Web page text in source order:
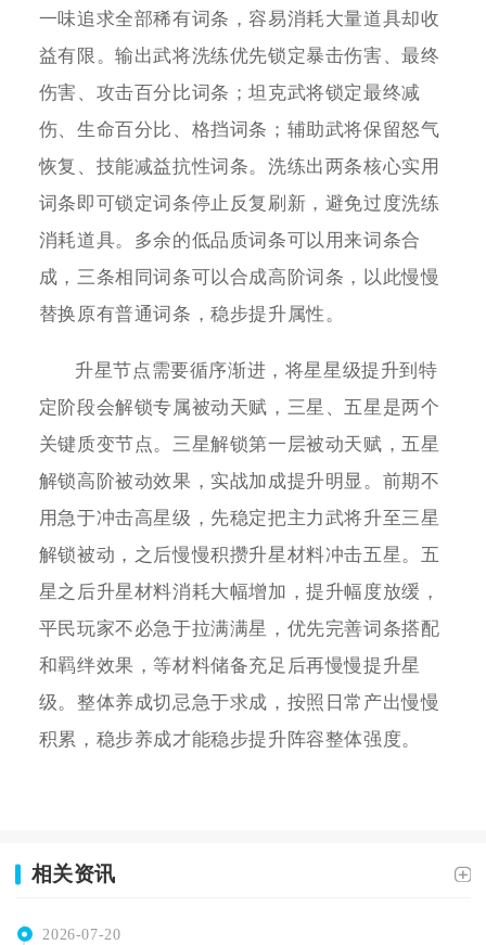
一味追求全部稀有词条，容易消耗大量道具却收
益有限。输出武将洗练优先锁定暴击伤害、最终
伤害、攻击百分比词条；坦克武将锁定最终减
伤、生命百分比、格挡词条；辅助武将保留怒气
恢复、技能减益抗性词条。洗练出两条核心实用
词条即可锁定词条停止反复刷新，避免过度洗练
消耗道具。多余的低品质词条可以用来词条合
成，三条相同词条可以合成高阶词条，以此慢慢
替换原有普通词条，稳步提升属性。
升星节点需要循序渐进，将星星级提升到特
定阶段会解锁专属被动天赋，三星、五星是两个
关键质变节点。三星解锁第一层被动天赋，五星
解锁高阶被动效果，实战加成提升明显。前期不
用急于冲击高星级，先稳定把主力武将升至三星
解锁被动，之后慢慢积攒升星材料冲击五星。五
星之后升星材料消耗大幅增加，提升幅度放缓，
平民玩家不必急于拉满满星，优先完善词条搭配
和羁绊效果，等材料储备充足后再慢慢提升星
级。整体养成切忌急于求成，按照日常产出慢慢
积累，稳步养成才能稳步提升阵容整体强度。
相关资讯
2026-07-20